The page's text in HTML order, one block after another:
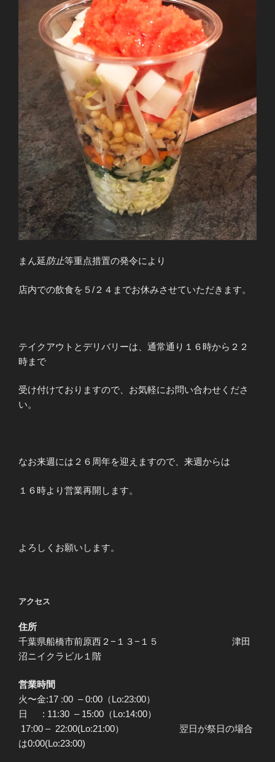
まん延防止等重点措置の発令により
店内での飲食を５/２４までお休みさせていただきます。
テイクアウトとデリバリーは、通常通り１６時から２２
時まで
受け付けておりますので、お気軽にお問い合わせくださ
い。
なお来週には２６周年を迎えますので、来週からは
１６時より営業再開します。
よろしくお願いします。
アクセス
住所
千葉県船橋市前原西２−１３−１５ 津田
沼ニイクラビル１階
営業時間
火〜金:17 :00 – 0:00（Lo:23:00）
日 : 11:30 – 15:00（Lo:14:00）
17:00 – 22:00(Lo:21:00） 翌日が祭日の場合
は0:00(Lo:23:00)